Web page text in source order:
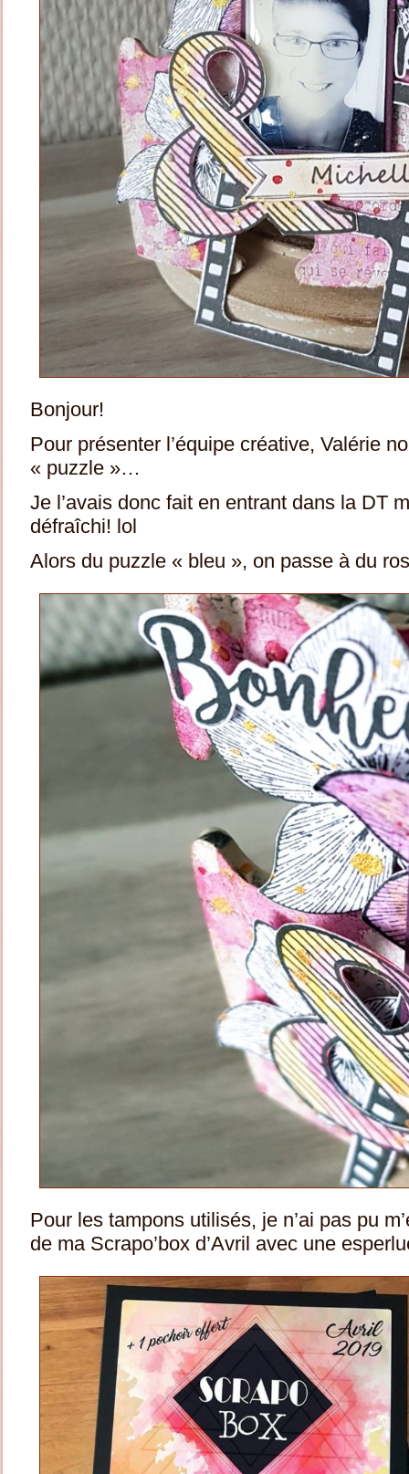
Bonjour!
Pour présenter l’équipe créative, Valérie
« puzzle »…
Je l’avais donc fait en entrant dans la DT
défraîchi! lol
Alors du puzzle « bleu », on passe à du
Pour les tampons utilisés, je n’ai pas pu
de ma Scrapo’box d’Avril avec une